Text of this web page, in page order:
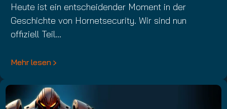
Heute ist ein entscheidender Moment in der
Geschichte von Hornetsecurity. Wir sind nun
offiziell Teil…
Mehr lesen